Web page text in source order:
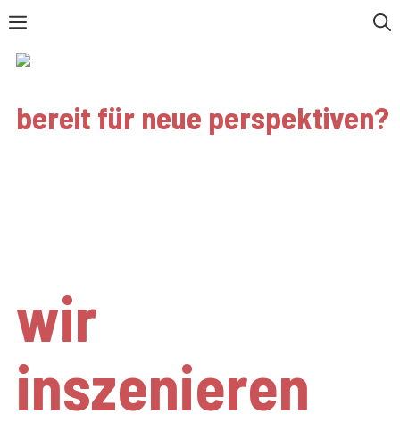
Zum
Inhalt
Menü
bereit für neue perspektiven?
wir
inszenieren